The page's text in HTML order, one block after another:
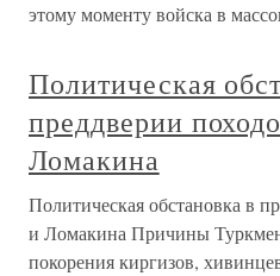
этому моменту войска в
Политическая
преддверии
Ломакина
Политическая обстановка в
и Ломакина Причины
покорения киргизов,